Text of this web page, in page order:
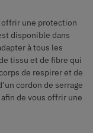
offrir une protection
disponible dans
à tous les
tissu et de fibre qui
de respirer et de
cordon de serrage
de vous offrir une